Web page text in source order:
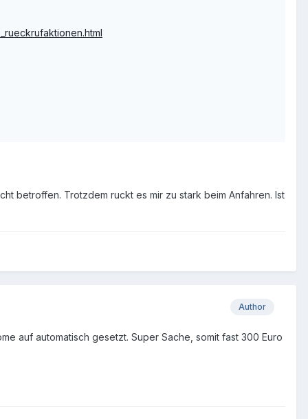
betroffen. Trotzdem ruckt es mir zu stark beim Anfahren. Ist
Author
auf automatisch gesetzt. Super Sache, somit fast 300 Euro